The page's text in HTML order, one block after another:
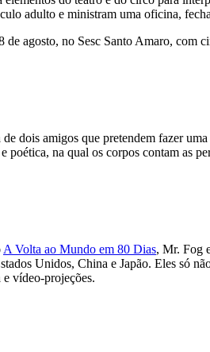
adulto e ministram uma oficina,
de agosto, no Sesc Santo Amaro, com
dois amigos que pretendem fazer
poética, na qual os corpos contam as
A Volta ao Mundo em 80 Dias, Mr. Fog
Unidos, China e Japão. Eles só
e vídeo-projeções.